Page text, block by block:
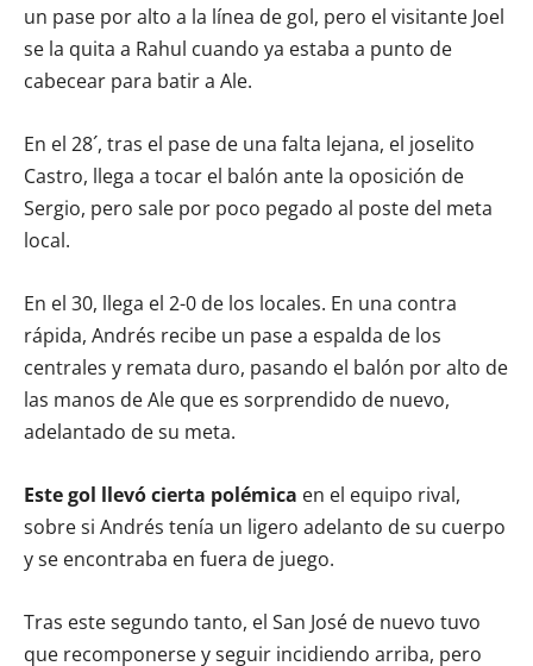
un pase por alto a la línea de gol, pero el visitante Joel
se la quita a Rahul cuando ya estaba a punto de
cabecear para batir a Ale.
En el 28´, tras el pase de una falta lejana, el joselito
Castro, llega a tocar el balón ante la oposición de
Sergio, pero sale por poco pegado al poste del meta
local.
En el 30, llega el 2-0 de los locales. En una contra
rápida, Andrés recibe un pase a espalda de los
centrales y remata duro, pasando el balón por alto de
las manos de Ale que es sorprendido de nuevo,
adelantado de su meta.
Este gol llevó cierta polémica en el equipo rival,
sobre si Andrés tenía un ligero adelanto de su cuerpo
y se encontraba en fuera de juego.
Tras este segundo tanto, el San José de nuevo tuvo
que recomponerse y seguir incidiendo arriba, pero